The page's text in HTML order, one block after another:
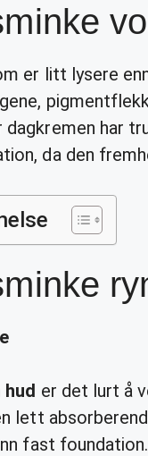
er litt lysere
har
da den
hud er det lurt å
lett
fast